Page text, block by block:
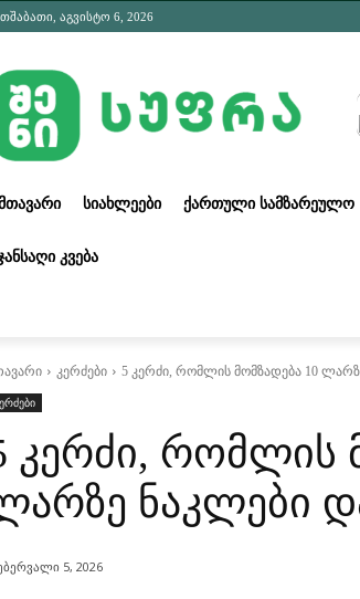
აგვისტო 6, 2026
ᲡᲘᲐᲮᲚᲔᲔᲑᲘ ᲥᲐᲠᲗᲣᲚᲘ ᲡᲐᲛᲖᲐᲠᲔᲣᲚᲝ
ᲙᲕᲔᲑᲐ
კერძები
5 კერძი, რომლის მომზადება 10
კერძი, რომლის
ნაკლები
5, 2026